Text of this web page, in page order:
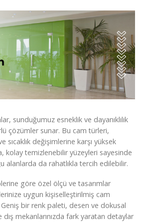
sunduğumuz esneklik ve dayanıklılık
çözümler sunar. Bu cam türleri,
sıcaklık değişimlerine karşı yüksek
kolay temizlenebilir yüzeyleri sayesinde
alanlarda da rahatlıkla tercih edilebilir.
göre özel ölçü ve tasarımlar
uygun kişiselleştirilmiş cam
bir renk paleti, desen ve dokusal
dış mekanlarınızda fark yaratan detaylar